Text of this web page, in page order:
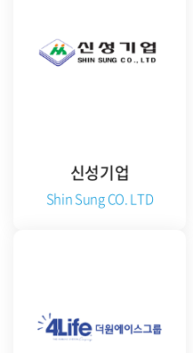
신성기업
Shin Sung CO. LTD